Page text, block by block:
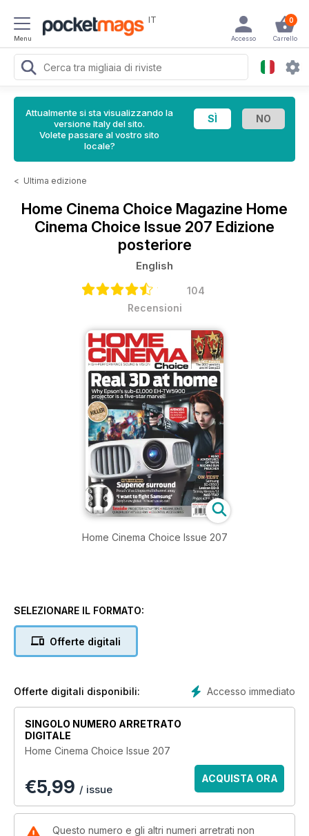
Menu
IT 0
Carrello
Accesso
Attualmente si sta visualizzando la
versione Italy del sito.
Volete passare al vostro sito
locale?
< Ultima edizione
Home Cinema Choice Magazine Home
Cinema Choice Issue 207 Edizione
posteriore
English
104
Recensioni
Home Cinema Choice Issue 207
SELEZIONARE IL FORMATO:
Offerte digitali
Accesso immediato
Offerte digitali disponibili:
SINGOLO NUMERO ARRETRATO
DIGITALE
Home Cinema Choice Issue 207
€5,99 / issue
ACQUISTA ORA
Questo numero e gli altri numeri arretrati non